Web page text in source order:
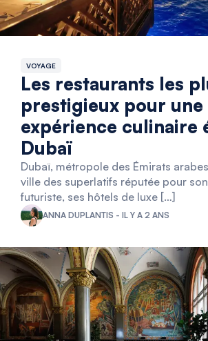
VOYAGE
Les restaurants les
prestigieux pour une
expérience culinaire
Dubaï
Dubaï, métropole des Émirats
ville des superlatifs réputée pour
futuriste, ses hôtels de luxe […]
ANNA DUPLANTIS - IL Y A 2 ANS